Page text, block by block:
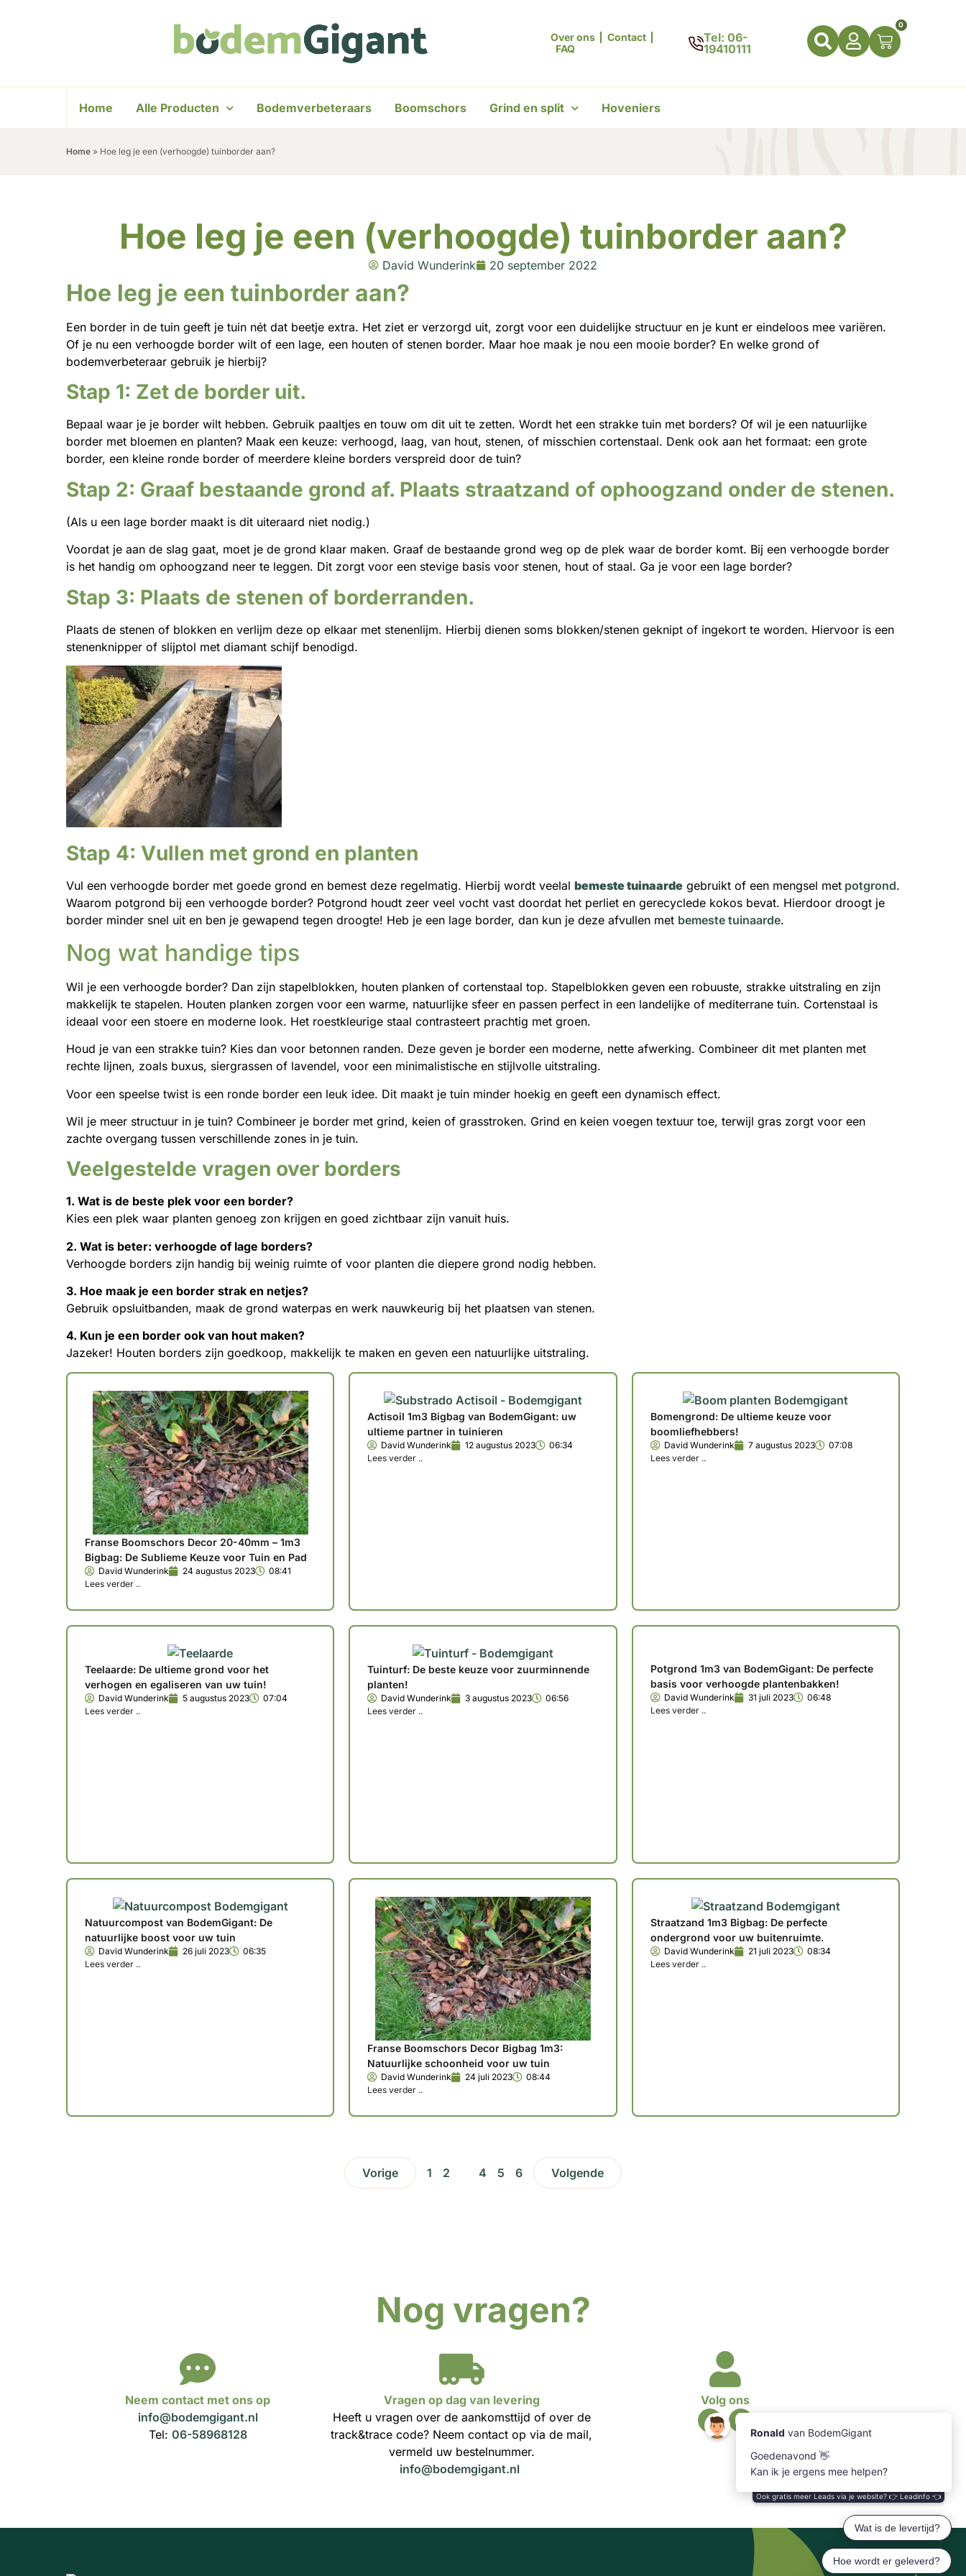
Over ons
Contact
FAQ
Tel: 06-
19410111
0
Home Alle Producten Bodemverbeteraars Boomschors Grind en split Hoveniers
Home » Hoe leg je een (verhoogde) tuinborder aan?
Hoe leg je een (verhoogde) tuinborder aan?
David Wunderink 20 september 2022
Hoe leg je een tuinborder aan?
Een border in de tuin geeft je tuin nét dat beetje extra. Het ziet er verzorgd uit, zorgt voor een duidelijke structuur en je kunt er eindeloos mee variëren.
Of je nu een verhoogde border wilt of een lage, een houten of stenen border. Maar hoe maak je nou een mooie border? En welke grond of
bodemverbeteraar gebruik je hierbij?
Stap 1: Zet de border uit.
Bepaal waar je je border wilt hebben. Gebruik paaltjes en touw om dit uit te zetten. Wordt het een strakke tuin met borders? Of wil je een natuurlijke
border met bloemen en planten? Maak een keuze: verhoogd, laag, van hout, stenen, of misschien cortenstaal. Denk ook aan het formaat: een grote
border, een kleine ronde border of meerdere kleine borders verspreid door de tuin?
Stap 2: Graaf bestaande grond af. Plaats straatzand of ophoogzand onder de stenen.
(Als u een lage border maakt is dit uiteraard niet nodig.)
Voordat je aan de slag gaat, moet je de grond klaar maken. Graaf de bestaande grond weg op de plek waar de border komt. Bij een verhoogde border
is het handig om ophoogzand neer te leggen. Dit zorgt voor een stevige basis voor stenen, hout of staal. Ga je voor een lage border?
Stap 3: Plaats de stenen of borderranden.
Plaats de stenen of blokken en verlijm deze op elkaar met stenenlijm. Hierbij dienen soms blokken/stenen geknipt of ingekort te worden. Hiervoor is een
stenenknipper of slijptol met diamant schijf benodigd.
Stap 4: Vullen met grond en planten
Vul een verhoogde border met goede grond en bemest deze regelmatig. Hierbij wordt veelal bemeste tuinaarde gebruikt of een mengsel met potgrond.
Waarom potgrond bij een verhoogde border? Potgrond houdt zeer veel vocht vast doordat het perliet en gerecyclede kokos bevat. Hierdoor droogt je
border minder snel uit en ben je gewapend tegen droogte! Heb je een lage border, dan kun je deze afvullen met bemeste tuinaarde.
Nog wat handige tips
Wil je een verhoogde border? Dan zijn stapelblokken, houten planken of cortenstaal top. Stapelblokken geven een robuuste, strakke uitstraling en zijn
makkelijk te stapelen. Houten planken zorgen voor een warme, natuurlijke sfeer en passen perfect in een landelijke of mediterrane tuin. Cortenstaal is
ideaal voor een stoere en moderne look. Het roestkleurige staal contrasteert prachtig met groen.
Houd je van een strakke tuin? Kies dan voor betonnen randen. Deze geven je border een moderne, nette afwerking. Combineer dit met planten met
rechte lijnen, zoals buxus, siergrassen of lavendel, voor een minimalistische en stijlvolle uitstraling.
Voor een speelse twist is een ronde border een leuk idee. Dit maakt je tuin minder hoekig en geeft een dynamisch effect.
Wil je meer structuur in je tuin? Combineer je border met grind, keien of grasstroken. Grind en keien voegen textuur toe, terwijl gras zorgt voor een
zachte overgang tussen verschillende zones in je tuin.
Veelgestelde vragen over borders
1. Wat is de beste plek voor een border?
Kies een plek waar planten genoeg zon krijgen en goed zichtbaar zijn vanuit huis.
2. Wat is beter: verhoogde of lage borders?
Verhoogde borders zijn handig bij weinig ruimte of voor planten die diepere grond nodig hebben.
3. Hoe maak je een border strak en netjes?
Gebruik opsluitbanden, maak de grond waterpas en werk nauwkeurig bij het plaatsen van stenen.
4. Kun je een border ook van hout maken?
Jazeker! Houten borders zijn goedkoop, makkelijk te maken en geven een natuurlijke uitstraling.
Franse Boomschors Decor 20-40mm – 1m3
Bigbag: De Sublieme Keuze voor Tuin en Pad
David Wunderink 24 augustus 2023
08:41
Lees verder ..
Actisoil 1m3 Bigbag van BodemGigant: uw
ultieme partner in tuinieren
David Wunderink 12 augustus 2023
06:34
Lees verder ..
Bomengrond: De ultieme keuze voor
boomliefhebbers!
David Wunderink 7 augustus 2023
07:08
Lees verder ..
Teelaarde: De ultieme grond voor het
verhogen en egaliseren van uw tuin!
David Wunderink 5 augustus 2023
07:04
Lees verder ..
Tuinturf: De beste keuze voor zuurminnende
planten!
David Wunderink 3 augustus 2023
06:56
Lees verder ..
Potgrond 1m3 van BodemGigant: De perfecte
basis voor verhoogde plantenbakken!
David Wunderink 31 juli 2023
06:48
Lees verder ..
Natuurcompost van BodemGigant: De
natuurlijke boost voor uw tuin
David Wunderink 26 juli 2023
06:35
Lees verder ..
Franse Boomschors Decor Bigbag 1m3:
Natuurlijke schoonheid voor uw tuin
David Wunderink 24 juli 2023
08:44
Lees verder ..
Straatzand 1m3 Bigbag: De perfecte
ondergrond voor uw buitenruimte.
David Wunderink 21 juli 2023
08:34
Lees verder ..
Vorige 1 2 4 5 6 Volgende
Nog vragen?
Neem contact met ons op
info@bodemgigant.nl
Tel: 06-58968128
Vragen op dag van levering
Heeft u vragen over de aankomsttijd of over de
track&trace code? Neem contact op via de mail,
vermeld uw bestelnummer.
info@bodemgigant.nl
Volg ons